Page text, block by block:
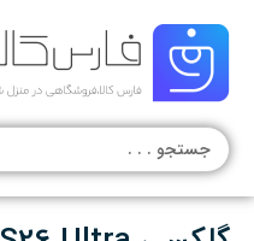
جستجو
.
.
.